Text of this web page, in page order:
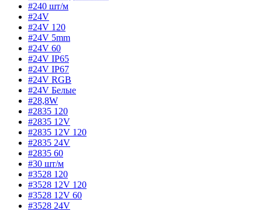
#240 шт/м
#24V
#24V 120
#24V 5mm
#24V 60
#24V IP65
#24V IP67
#24V RGB
#24V Белые
#28,8W
#2835 120
#2835 12V
#2835 12V 120
#2835 24V
#2835 60
#30 шт/м
#3528 120
#3528 12V 120
#3528 12V 60
#3528 24V